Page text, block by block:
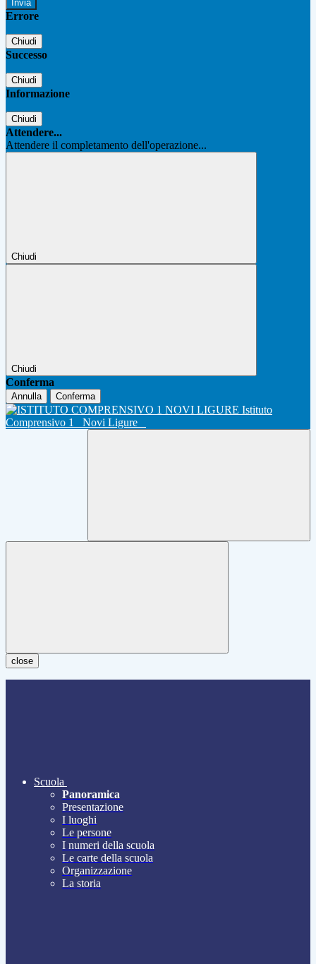
Errore
Chiudi
Successo
Chiudi
Informazione
Chiudi
Attendere...
Attendere il completamento dell'operazione...
Chiudi
Chiudi
Conferma
Annulla Conferma
Istituto
Comprensivo 1
Novi Ligure
close
Scuola
Panoramica
Presentazione
I luoghi
Le persone
I numeri della scuola
Le carte della scuola
Organizzazione
La storia